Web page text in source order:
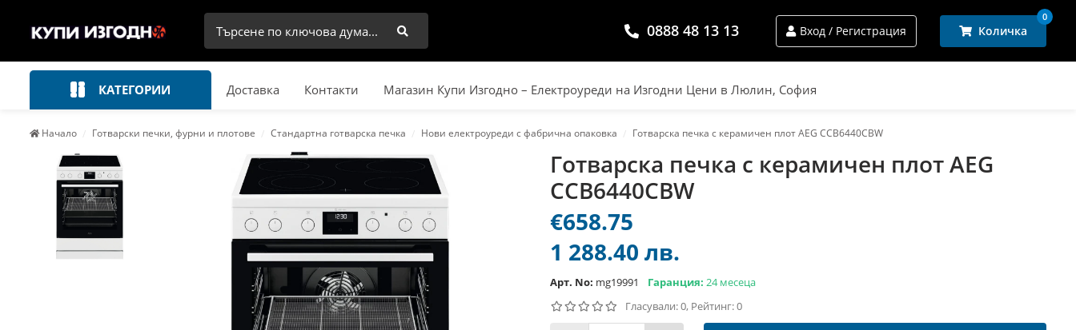
Търси 0888 48 13 13 Вход / Регистрация Количка
0
КАТЕГОРИИ Доставка Контакти Магазин Купи Изгодно – Електроуреди на Изгодни Цени в Люлин, София
Начало Готварски печки, фурни и плотове Стандартна готварска печка Нови електроуреди с фабрична опаковка Готварска печка с керамичен плот AEG CCB6440CBW
Готварска печка с керамичен плот AEG
CCB6440CBW
€658.75
1 288.40 лв.
Арт. No: mg19991 Гаранция: 24 месеца
Гласували: 0, Рейтинг: 0